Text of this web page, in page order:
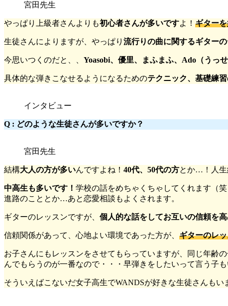
宮田先生
やっぱり上級者さんよりも初心者さんが多いですよ！ ギター
生徒さんによりますが、やっぱり 流行りの曲に関するギター
今思いつくのだと、、 Yoasobi、優里、まふまふ、Ado（うっ
具体的な弾きこなせるようになるためのテクニック、基礎練
インタビュー
Q : どのような生徒さんが多いですか？
宮田先生
結構大人の方が多いんですよね！ 40代、50代の方とか…！人生
中高生も多いです！ 学校の話をめちゃくちゃしてくれます（笑
進路のこととか…あと恋愛相談もよくされます。
ギターのレッスンですが、 個人的な話をしてお互いの信頼を
信頼関係があって、心地よい環境であった方が、 ギターのレ
お子さんにもレッスンをさせてもらっていますが、同じ年齢
んでもらうのが一番なので・・・早弾きをしたいって言う子も
そういえばこないだ女子高生でWANDSが好きな生徒さんもい